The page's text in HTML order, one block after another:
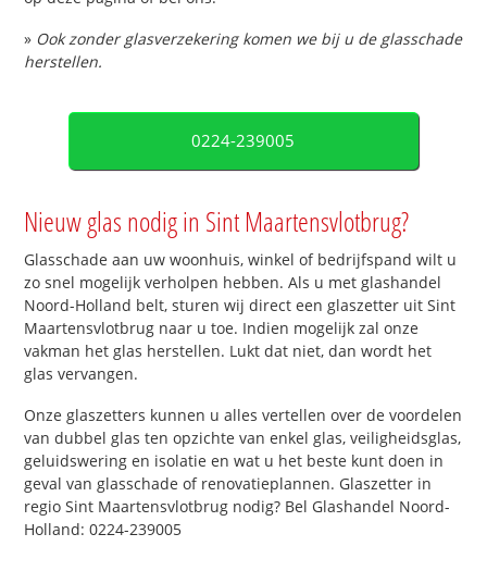
» Ook zonder glasverzekering komen we bij u de glasschade
herstellen.
0224-239005
Nieuw glas nodig in Sint Maartensvlotbrug?
Glasschade aan uw woonhuis, winkel of bedrijfspand wilt u
zo snel mogelijk verholpen hebben. Als u met glashandel
Noord-Holland belt, sturen wij direct een glaszetter uit Sint
Maartensvlotbrug naar u toe. Indien mogelijk zal onze
vakman het glas herstellen. Lukt dat niet, dan wordt het
glas vervangen.
Onze glaszetters kunnen u alles vertellen over de voordelen
van dubbel glas ten opzichte van enkel glas, veiligheidsglas,
geluidswering en isolatie en wat u het beste kunt doen in
geval van glasschade of renovatieplannen. Glaszetter in
regio Sint Maartensvlotbrug nodig? Bel Glashandel Noord-
Holland: 0224-239005